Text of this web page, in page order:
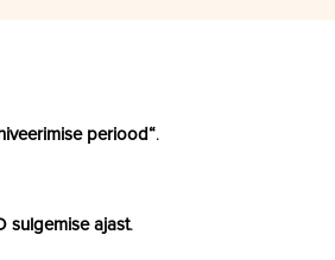
periood“.
sulgemise ajast.